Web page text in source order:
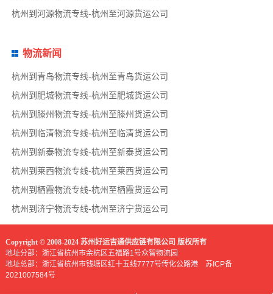
杭州到河源物流专线-杭州至河源货运公司
物流新闻
杭州到青岛物流专线-杭州至青岛货运公司
杭州到肥城物流专线-杭州至肥城货运公司
杭州到滕州物流专线-杭州至滕州货运公司
杭州到临清物流专线-杭州至临清货运公司
杭州到新泰物流专线-杭州至新泰货运公司
杭州到莱西物流专线-杭州至莱西货运公司
杭州到栖霞物流专线-杭州至栖霞货运公司
杭州到济宁物流专线-杭州至济宁货运公司
Copyright © 2008-2024 苏州好运吉通供应链有限公司 版权所有
地址分部：浙江省杭州市余杭区五福路1号众智物流园
地址总部：浙江省杭州市钱塘区红十五线7777号传化公路港 苏ICP备
2021007584号